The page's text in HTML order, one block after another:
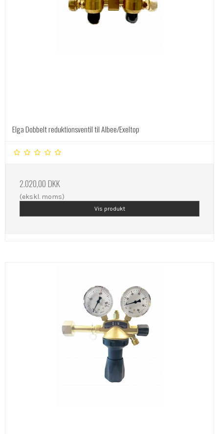
Elga Dobbelt reduktionsventil til Albee/Exeltop
2.020,00 DKK
(ekskl. moms)
Vis produkt